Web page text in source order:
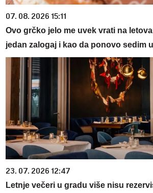
07. 08. 2026 15:11
Ovo grčko jelo me uvek vrati na
jedan zalogaj i kao da ponovo sedim
23. 07. 2026 12:47
Letnje večeri u gradu više nisu